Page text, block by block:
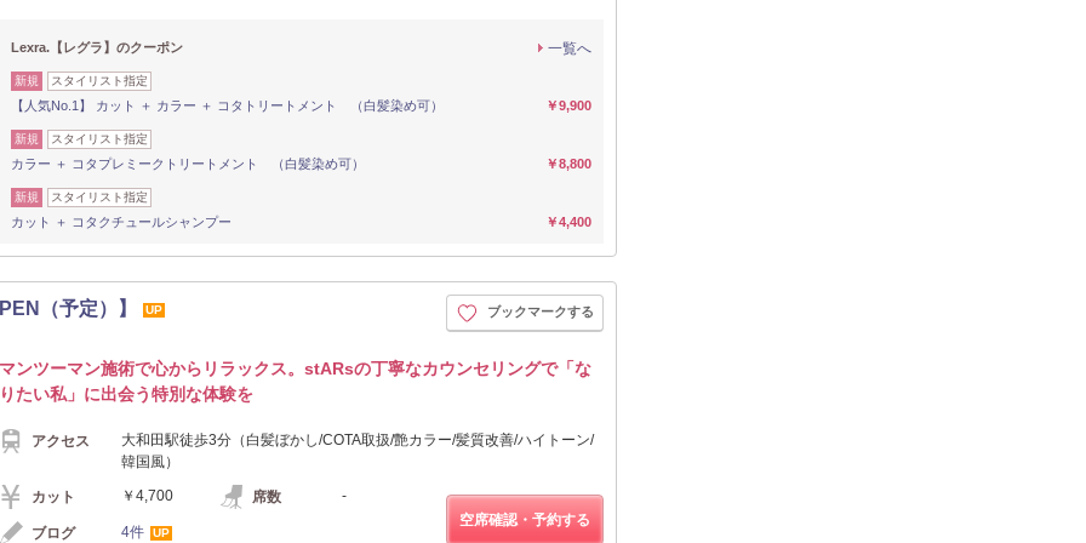
Lexra.【レグラ】のクーポン 一覧へ
新規 スタイリスト指定
【人気No.1】 カット ＋ カラー ＋ コタトリートメント （白髪染め可） ￥9,900
新規 スタイリスト指定
カラー ＋ コタプレミークトリートメント （白髪染め可） ￥8,800
新規 スタイリスト指定
カット ＋ コタクチュールシャンプー ￥4,400
（予定）】 UP ブックマークする
マンツーマン施術で心からリラックス。stARsの丁寧なカウンセリングで「な
りたい私」に出会う特別な体験を
アクセス
大和田駅徒歩3分（白髪ぼかし/COTA取扱/艶カラー/髪質改善/ハイトーン/
韓国風）
カット ￥4,700 席数 -
ブログ 4件 UP
空席確認・予約する